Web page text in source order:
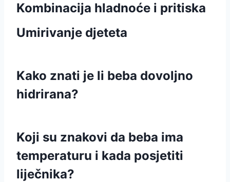
Kombinacija hladnoće i pritiska
Umirivanje djeteta
Kako znati je li beba dovoljno
hidrirana?
Koji su znakovi da beba ima
temperaturu i kada posjetiti
liječnika?